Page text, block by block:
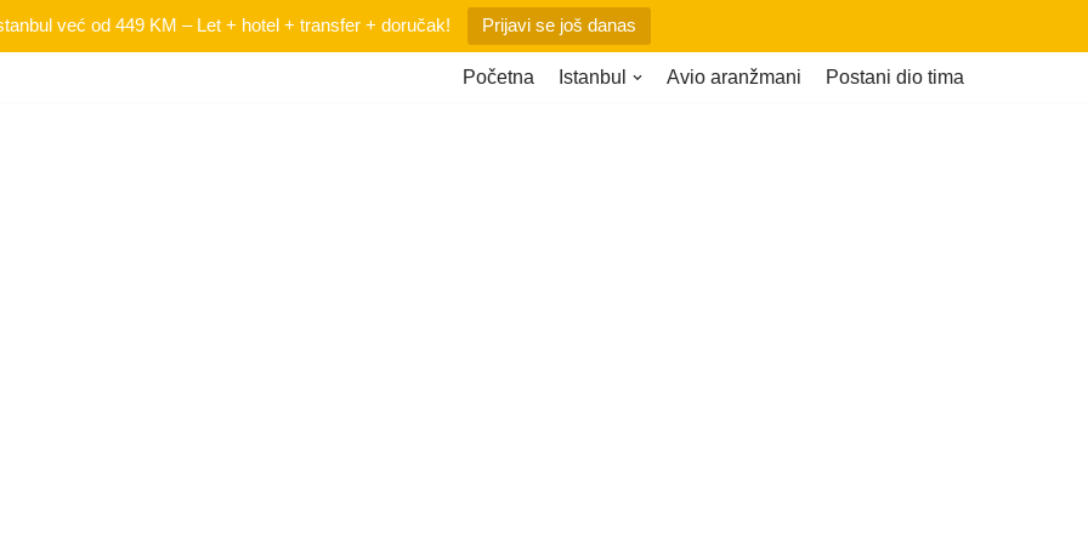
već od 449 KM – Let + hotel + transfer + doručak! Prijavi se još danas
Početna Istanbul Avio aranžmani Postani dio tima